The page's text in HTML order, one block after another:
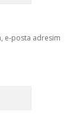
e-posta adresim